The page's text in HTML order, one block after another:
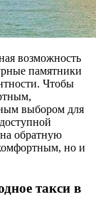
возможность
памятники
Чтобы
выбором для
обратную
но и
такси в